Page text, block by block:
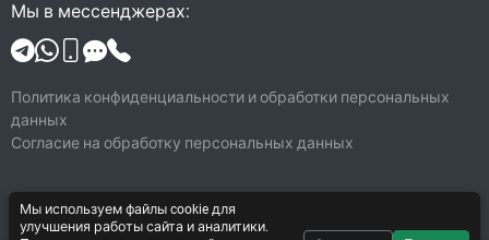
© 2026 Legacy-VL
Мы в мессенджерах:
Политика конфиденциальности и обработки персональных
данных
Согласие на обработку персональных данных
Мы используем файлы cookie для
улучшения работы сайта и аналитики.